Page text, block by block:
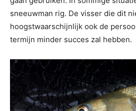
sneeuwman rig. De visser die dit
hoogstwaarschijnlijk ook de
termijn minder succes zal hebben.